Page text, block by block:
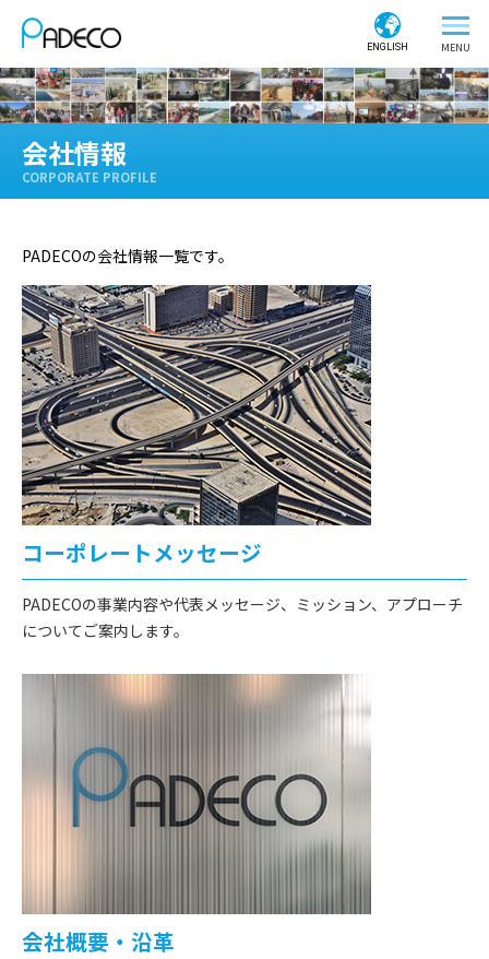
ENGLISH
会社情報
CORPORATE PROFILE
PADECOの会社情報一覧です。
コーポレートメッセージ
PADECOの事業内容や代表メッセージ、ミッション、アプローチ
についてご案内します。
会社概要・沿革